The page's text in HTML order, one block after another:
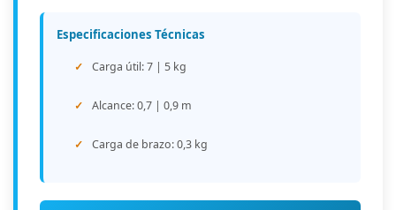
Especificaciones Técnicas
Carga útil: 7 | 5 kg
Alcance: 0,7 | 0,9 m
Carga de brazo: 0,3 kg